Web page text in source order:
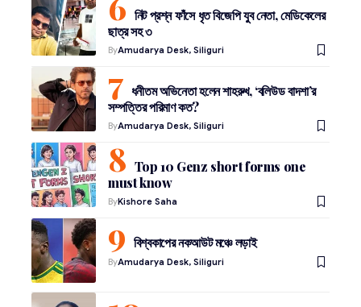
নিট প্রশ্ন ফাঁসে ধৃত বিজেপি যুব নেতা, মেডিকেলের
ছাত্র সহ ৩
ByAmudarya Desk, Siliguri
ধনীতম অভিনেতা হলেন শাহরুখ, ‘বলিউড বাদশা’র
সম্পত্তির পরিমাণ কত?
ByAmudarya Desk, Siliguri
Top 10 Genz short forms one
must know
ByKishore Saha
বিশ্বকাপের নকআউট মঞ্চে লড়াই
ByAmudarya Desk, Siliguri